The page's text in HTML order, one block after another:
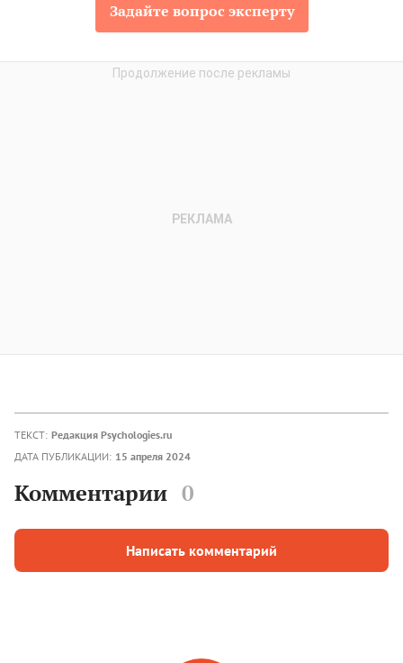
Задайте вопрос эксперту
ТЕКСТ: Редакция Psychologies.ru
ДАТА ПУБЛИКАЦИИ: 15 апреля 2024
Комментарии 0
Написать комментарий